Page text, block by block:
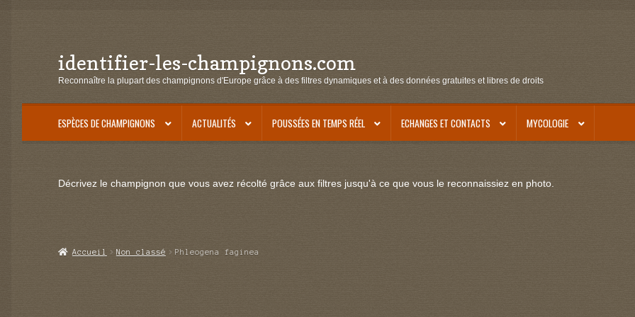
Aller
à
navigation
Aller
au
identifier-les-champignons.com
Reconnaître la plupart des champignons d'Europe grâce à des filtres dynamiques et à des données gratuites et libres de droits
ESPÈCES DE CHAMPIGNONS ACTUALITÉS POUSSÉES EN TEMPS RÉEL ECHANGES ET CONTACTS MYCOLOGIE
Décrivez le champignon que vous avez récolté grâce aux filtres jusqu'à ce que vous le reconnaissiez en photo.
Accueil Non classé Phleogena faginea